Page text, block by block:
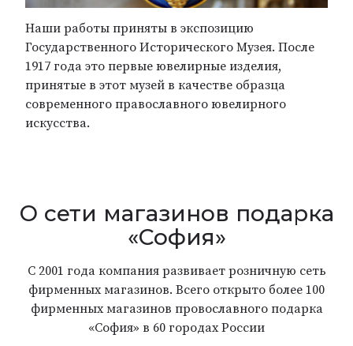
Наши работы приняты в экспозицию
Государственного Исторического Музея. После
1917 года это первые ювелирные изделия,
принятые в этот музей в качестве образца
современного православного ювелирного
искусства.
О сети магазинов подарка
«София»
С 2001 года компания развивает розничную сеть
фирменных магазинов. Всего открыто более 100
фирменных магазинов провославного подарка
«София» в 60 городах России